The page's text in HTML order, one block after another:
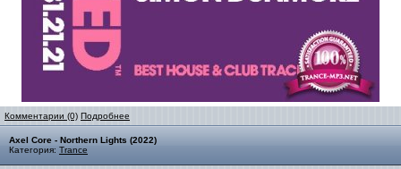
Комментарии (0) Подробнее
Axel Core - Northern Lights (2022)
Категория: Trance